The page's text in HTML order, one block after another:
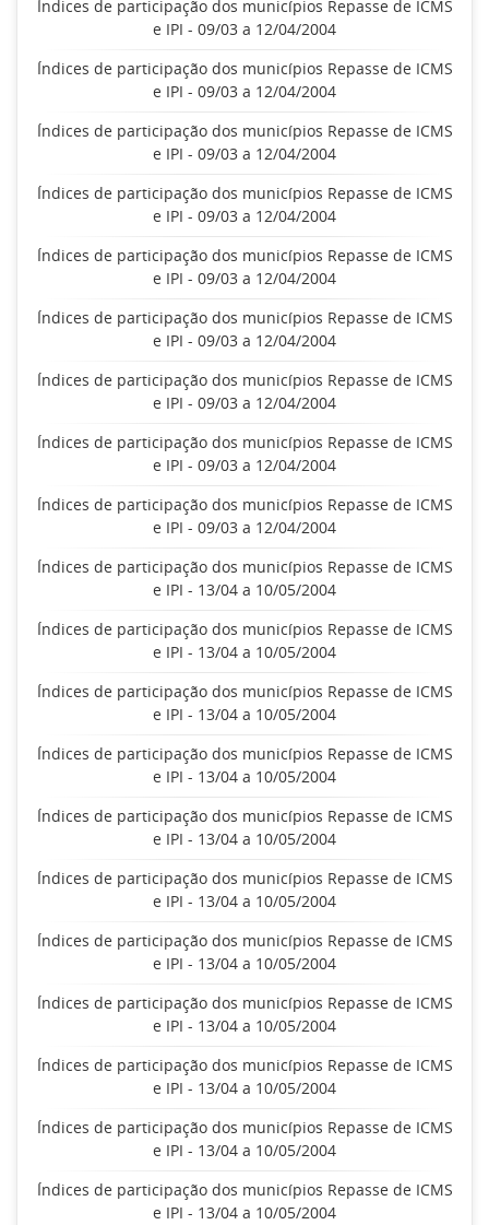
Índices de participação dos municípios Repasse de ICMS
e IPI - 09/03 a 12/04/2004
Índices de participação dos municípios Repasse de ICMS
e IPI - 09/03 a 12/04/2004
Índices de participação dos municípios Repasse de ICMS
e IPI - 09/03 a 12/04/2004
Índices de participação dos municípios Repasse de ICMS
e IPI - 09/03 a 12/04/2004
Índices de participação dos municípios Repasse de ICMS
e IPI - 09/03 a 12/04/2004
Índices de participação dos municípios Repasse de ICMS
e IPI - 09/03 a 12/04/2004
Índices de participação dos municípios Repasse de ICMS
e IPI - 09/03 a 12/04/2004
Índices de participação dos municípios Repasse de ICMS
e IPI - 09/03 a 12/04/2004
Índices de participação dos municípios Repasse de ICMS
e IPI - 09/03 a 12/04/2004
Índices de participação dos municípios Repasse de ICMS
e IPI - 13/04 a 10/05/2004
Índices de participação dos municípios Repasse de ICMS
e IPI - 13/04 a 10/05/2004
Índices de participação dos municípios Repasse de ICMS
e IPI - 13/04 a 10/05/2004
Índices de participação dos municípios Repasse de ICMS
e IPI - 13/04 a 10/05/2004
Índices de participação dos municípios Repasse de ICMS
e IPI - 13/04 a 10/05/2004
Índices de participação dos municípios Repasse de ICMS
e IPI - 13/04 a 10/05/2004
Índices de participação dos municípios Repasse de ICMS
e IPI - 13/04 a 10/05/2004
Índices de participação dos municípios Repasse de ICMS
e IPI - 13/04 a 10/05/2004
Índices de participação dos municípios Repasse de ICMS
e IPI - 13/04 a 10/05/2004
Índices de participação dos municípios Repasse de ICMS
e IPI - 13/04 a 10/05/2004
Índices de participação dos municípios Repasse de ICMS
e IPI - 13/04 a 10/05/2004